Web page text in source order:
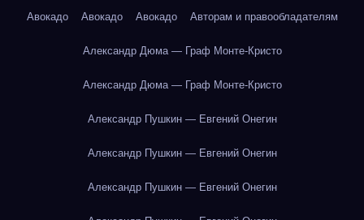
Авокадо Авокадо Авокадо Авторам и правообладателям
Александр Дюма — Граф Монте-Кристо
Александр Дюма — Граф Монте-Кристо
Александр Пушкин — Евгений Онегин
Александр Пушкин — Евгений Онегин
Александр Пушкин — Евгений Онегин